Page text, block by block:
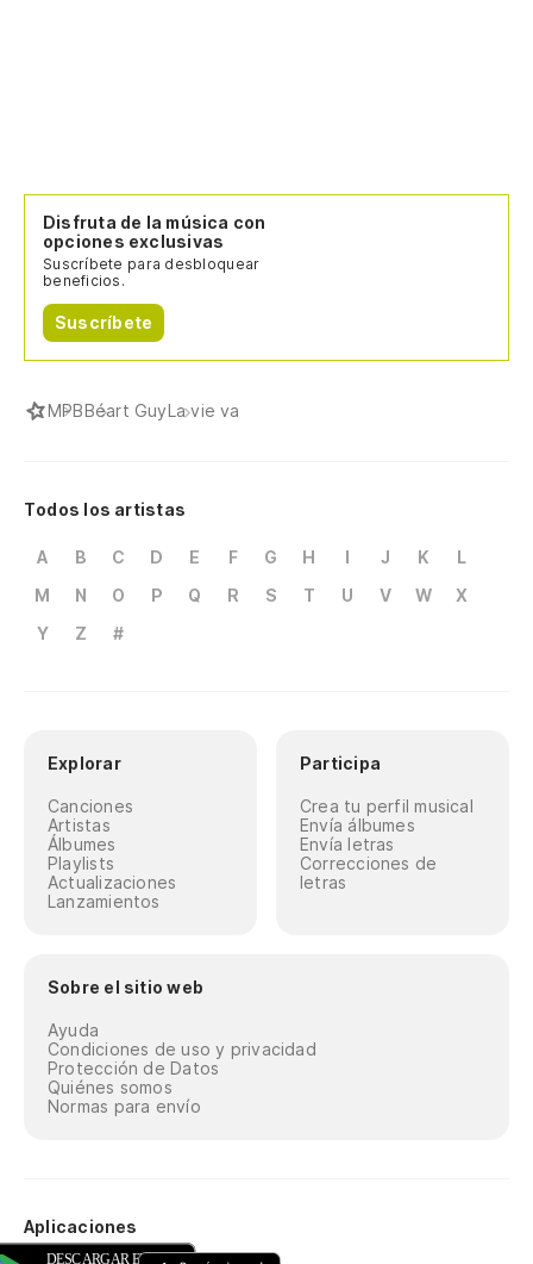
Disfruta de la música con
opciones exclusivas
Suscríbete para desbloquear
beneficios.
Suscríbete
MPBBéart GuyLa vie va
Todos los artistas
A B C D E F G H I J K
L
M
N O P Q R S T U V W
X
Y
Z #
Explorar
Canciones
Artistas
Álbumes
Playlists
Actualizaciones
Lanzamientos
Participa
Crea tu perfil musical
Envía álbumes
Envía letras
Correcciones de
letras
Sobre el sitio web
Ayuda
Condiciones de uso y privacidad
Protección de Datos
Quiénes somos
Normas para envío
Aplicaciones